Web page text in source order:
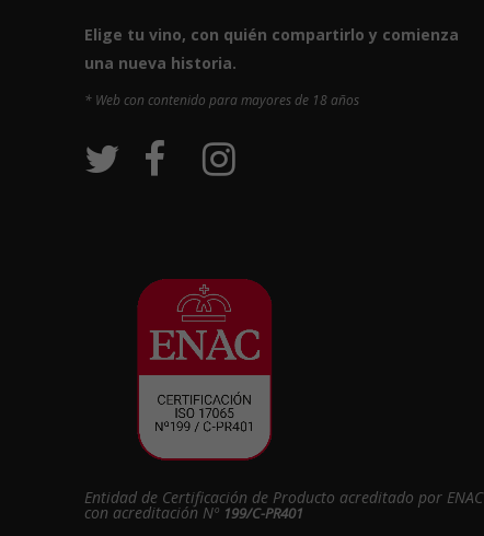
Elige tu vino, con quién compartirlo y comienza
una nueva historia.
* Web con contenido para mayores de 18 años
Entidad de Certificación de Producto acreditado por ENAC
con acreditación Nº 199/C-PR401